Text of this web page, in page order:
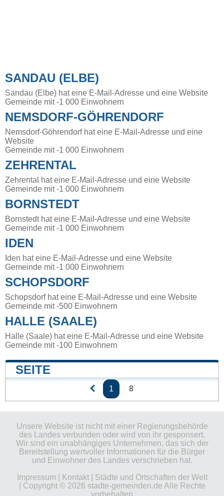
SANDAU (ELBE)
Sandau (Elbe) hat eine E-Mail-Adresse und eine Website
Gemeinde mit -1 000 Einwohnern
NEMSDORF-GÖHRENDORF
Nemsdorf-Göhrendorf hat eine E-Mail-Adresse und eine
Website
Gemeinde mit -1 000 Einwohnern
ZEHRENTAL
Zehrental hat eine E-Mail-Adresse und eine Website
Gemeinde mit -1 000 Einwohnern
BORNSTEDT
Bornstedt hat eine E-Mail-Adresse und eine Website
Gemeinde mit -1 000 Einwohnern
IDEN
Iden hat eine E-Mail-Adresse und eine Website
Gemeinde mit -1 000 Einwohnern
SCHOPSDORF
Schopsdorf hat eine E-Mail-Adresse und eine Website
Gemeinde mit -500 Einwohnern
HALLE (SAALE)
Halle (Saale) hat eine E-Mail-Adresse und eine Website
Gemeinde mit -100 Einwohnern
SEITE
1 8
Unsere Website ist nicht mit einer Regierungsbehörde
des Landes verbunden oder wird von ihr gesponsert.
Wir sind ein unabhängiges Unternehmen, das sich der
Bereitstellung wertvoller Informationen für die Bürger
und Einwohner des Landes verschrieben hat.
Impressum
Kontakt| Städte und Ortschaften der Welt
| Copyright © 2026 stadte-gemeinden.de Alle Rechte